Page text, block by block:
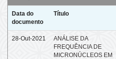
Data do
documento
Título
28-Out-2021
ANÁLISE DA
FREQUÊNCIA DE
MICRONÚCLEOS EM